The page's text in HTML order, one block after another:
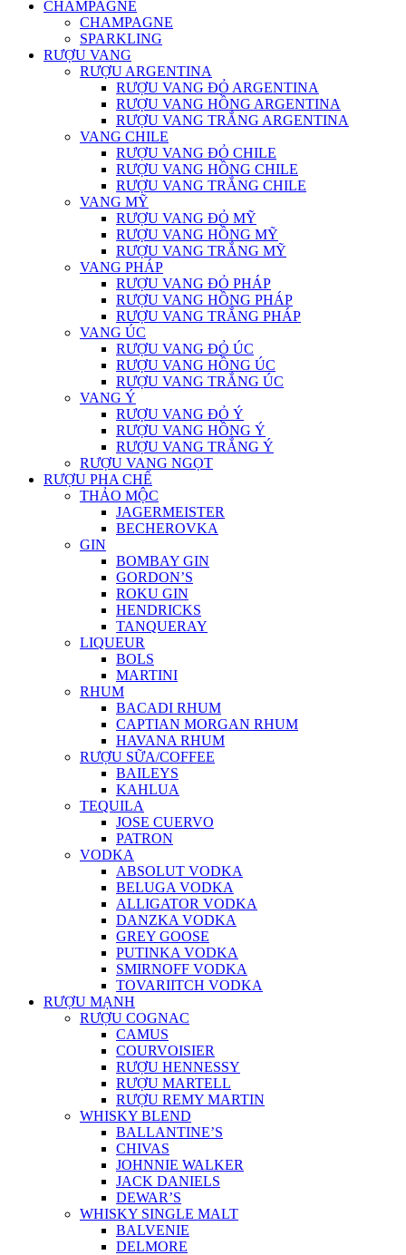
CHAMPAGNE
CHAMPAGNE
SPARKLING
RƯỢU VANG
RƯỢU ARGENTINA
RƯỢU VANG ĐỎ ARGENTINA
RƯỢU VANG HỒNG ARGENTINA
RƯỢU VANG TRẮNG ARGENTINA
VANG CHILE
RƯỢU VANG ĐỎ CHILE
RƯỢU VANG HỒNG CHILE
RƯỢU VANG TRẮNG CHILE
VANG MỸ
RƯỢU VANG ĐỎ MỸ
RƯỢU VANG HỒNG MỸ
RƯỢU VANG TRẮNG MỸ
VANG PHÁP
RƯỢU VANG ĐỎ PHÁP
RƯỢU VANG HỒNG PHÁP
RƯỢU VANG TRẮNG PHÁP
VANG ÚC
RƯỢU VANG ĐỎ ÚC
RƯỢU VANG HỒNG ÚC
RƯỢU VANG TRẮNG ÚC
VANG Ý
RƯỢU VANG ĐỎ Ý
RƯỢU VANG HỒNG Ý
RƯỢU VANG TRẮNG Ý
RƯỢU VANG NGỌT
RƯỢU PHA CHẾ
THẢO MỘC
JAGERMEISTER
BECHEROVKA
GIN
BOMBAY GIN
GORDON’S
ROKU GIN
HENDRICKS
TANQUERAY
LIQUEUR
BOLS
MARTINI
RHUM
BACADI RHUM
CAPTIAN MORGAN RHUM
HAVANA RHUM
RƯỢU SỮA/COFFEE
BAILEYS
KAHLUA
TEQUILA
JOSE CUERVO
PATRON
VODKA
ABSOLUT VODKA
BELUGA VODKA
ALLIGATOR VODKA
DANZKA VODKA
GREY GOOSE
PUTINKA VODKA
SMIRNOFF VODKA
TOVARIITCH VODKA
RƯỢU MẠNH
RƯỢU COGNAC
CAMUS
COURVOISIER
RƯỢU HENNESSY
RƯỢU MARTELL
RƯỢU REMY MARTIN
WHISKY BLEND
BALLANTINE’S
CHIVAS
JOHNNIE WALKER
JACK DANIELS
DEWAR’S
WHISKY SINGLE MALT
BALVENIE
DELMORE